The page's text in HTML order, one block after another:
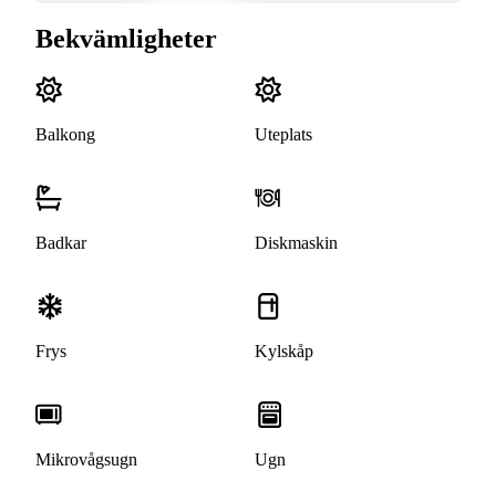
Bekvämligheter
Balkong Uteplats
Badkar Diskmaskin
Frys Kylskåp
Mikrovågsugn Ugn